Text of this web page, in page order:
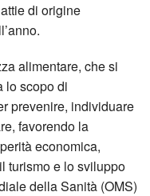
di origine
alimentare, che si
lo scopo di
prevenire, individuare
favorendo la
economica,
turismo e lo sviluppo
della Sanità (OMS)